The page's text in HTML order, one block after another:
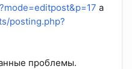
а
posting.php?
проблемы.